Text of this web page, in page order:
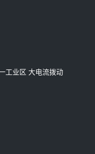
工业区 大电流拨动